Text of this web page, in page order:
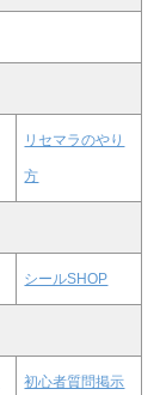
リセマラのやり
方
シールSHOP
初心者質問掲示